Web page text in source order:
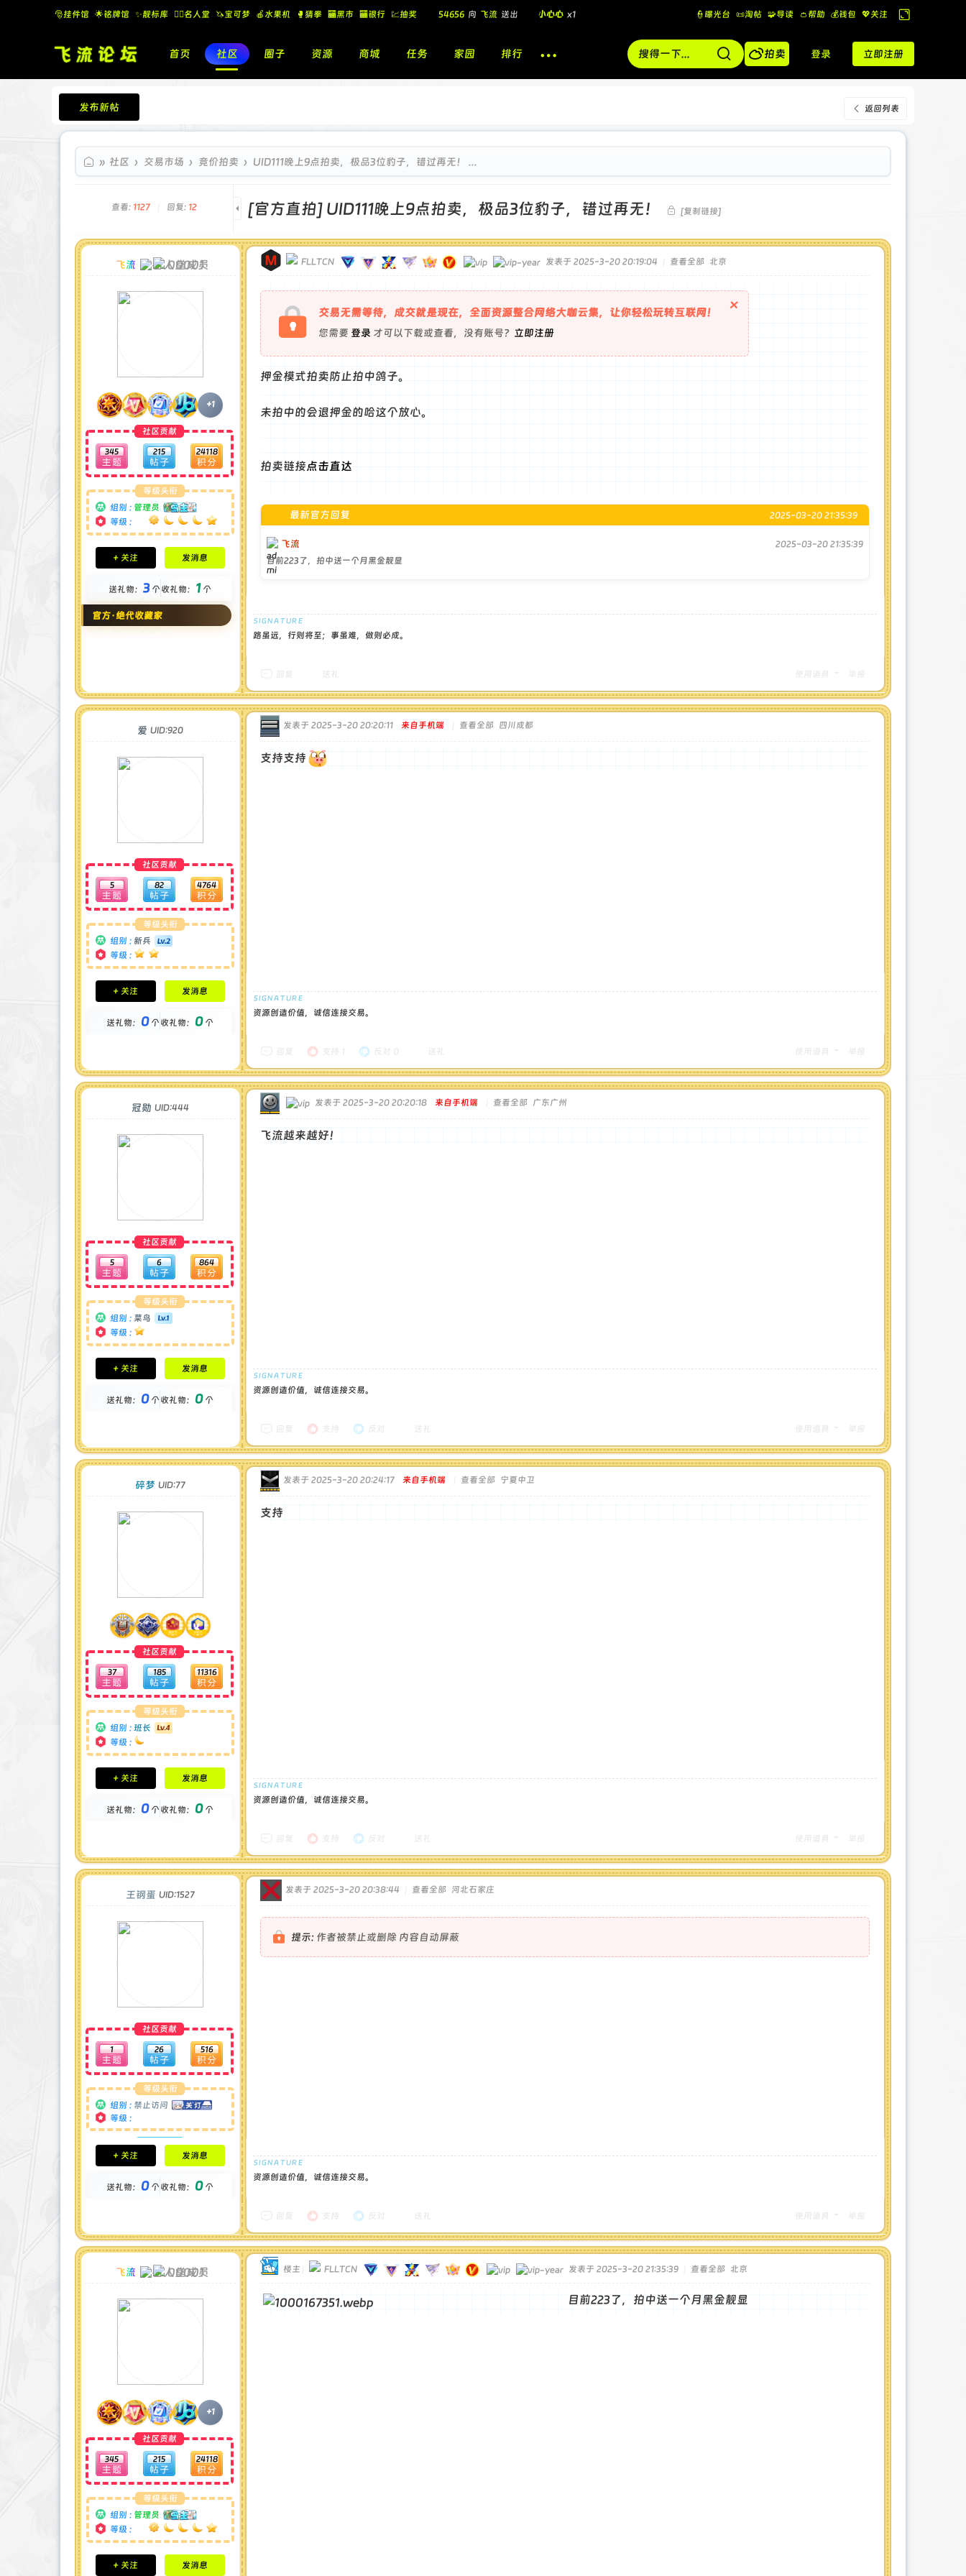
🎅挂件馆 🌟铭牌馆 ✨️靓标库 🧚‍♂️名人堂 🦄宝可梦 🍎水果机 🥊猜拳 🏧黑市 🏧银行 💹抽奖
🎁
飞流 向 北 送出 酷盖墨镜 x1
飞流 向 北 小心心 x1
👮曝光台 📜淘帖 🧩导读 👛帮助 💰️钱包 💖关注
换
到
宽
版
首页 社区 圈子 资源 商城 任务 家园 排行 拍卖 登录 立即注册
返回列表
发布新帖
飞流论坛
» 社区 › 交易市场 › 竞价拍卖 › UID111晚上9点拍卖，极品3位豹子，错过再无！ ...
查看: 1127 回复: 12 [官方直拍] UID111晚上9点拍卖，极品3位豹子，错过再无！ [复制链接]
飞流 00001
+1
社区贡献
345 215 24118
等级头衔
组别 : 管理员
等级 :
积分成就
钻石 : 185 颗
金币 : 4 枚
在线时间 : 1951 小时
注册时间 : 2024-11-22
最后登录 : 2026-8-4
+ 关注 发消息
送礼物： 3个收礼物： 1 个
官方·绝代收藏家
FLLTCN 发表于 2025-3-20 20:19:04 查看全部 北京
交易无需等待，成交就是现在，全面资源整合网络大咖云集，让你轻松玩转互联网！
您需要 登录 才可以下载或查看，没有账号？ 立即注册
×
押金模式拍卖防止拍中鸽子。
未拍中的会退押金的哈这个放心。
拍卖链接点击直达
最新官方回复 2025-03-20 21:35:39
飞流
2025-03-20 21:35:39
目前223了，拍中送一个月黑金靓显
路虽远，行则将至；事虽难，做则必成。
爱 UID:920
社区贡献
5 82 4764
等级头衔
组别 : 新兵
等级 :
积分成就
钻石 : 0 颗
金币 : 0 枚
+ 关注 发消息
送礼物： 0个收礼物： 0个
发表于 2025-3-20 20:20:11 来自手机端 查看全部 四川成都
支持支持
资源创造价值，诚信连接交易。
冠勋 UID:444
社区贡献
5 6 864
等级头衔
组别 : 菜鸟
等级 :
积分成就
钻石 : 0 颗
金币 : 0 枚
+ 关注 发消息
送礼物： 0个收礼物： 0个
发表于 2025-3-20 20:20:18 来自手机端 查看全部 广东广州
飞流越来越好！
资源创造价值，诚信连接交易。
碎梦 UID:77
社区贡献
37 185 11316
等级头衔
组别 : 班长
等级 :
积分成就
钻石 : 0 颗
金币 : 0 枚
+ 关注 发消息
送礼物： 0个收礼物： 0个
发表于 2025-3-20 20:24:17 来自手机端 查看全部 宁夏中卫
支持
资源创造价值，诚信连接交易。
王钢蛋 UID:1527
社区贡献
1 26 516
等级头衔
组别 : 禁止访问
等级 :
积分成就
钻石 : 0 颗
金币 : 0 枚
+ 关注 发消息
送礼物： 0个收礼物： 0个
发表于 2025-3-20 20:38:44 查看全部 河北石家庄
提示: 作者被禁止或删除 内容自动屏蔽
资源创造价值，诚信连接交易。
飞流 00001
+1
社区贡献
345 215 24118
等级头衔
组别 : 管理员
等级 :
积分成就
钻石 : 185 颗
+ 关注 发消息
楼主 FLLTCN 发表于 2025-3-20 21:35:39 查看全部 北京
目前223了，拍中送一个月黑金靓显